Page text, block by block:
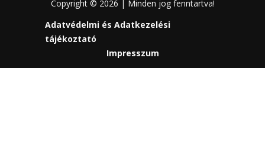
Copyright © 2026 | Minden jog fenntartva!
Adatvédelmi és Adatkezelési
tájékoztató
Impresszum